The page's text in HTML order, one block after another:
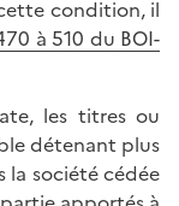
condition, il
à 510 du BOI-
les titres ou
détenant plus
la société cédée